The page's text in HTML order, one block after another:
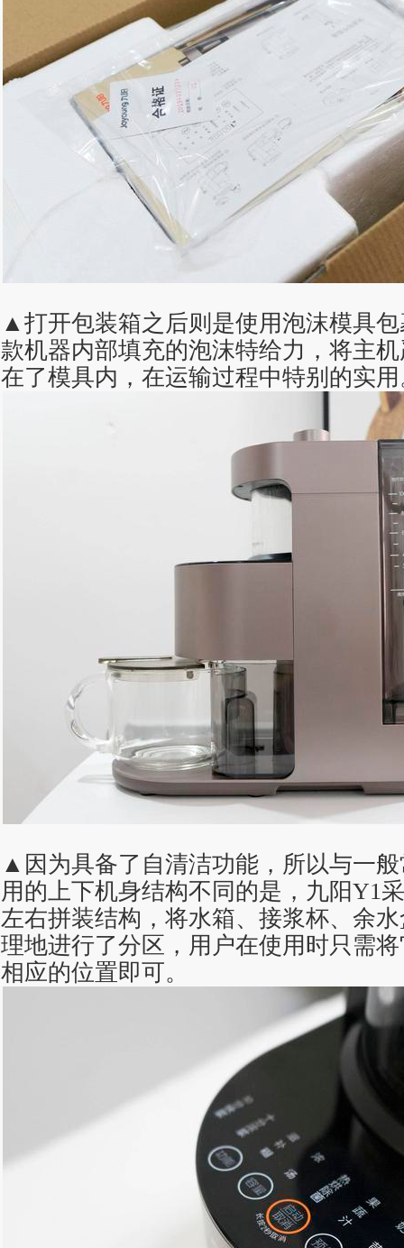
▲打开包装箱之后则是使用泡沫模具
款机器内部填充的泡沫特给力，将主
在了模具内，在运输过程中特别的实
▲因为具备了自清洁功能，所以与一
用的上下机身结构不同的是，九阳Y1
左右拼装结构，将水箱、接浆杯、余
理地进行了分区，用户在使用时只需
相应的位置即可。